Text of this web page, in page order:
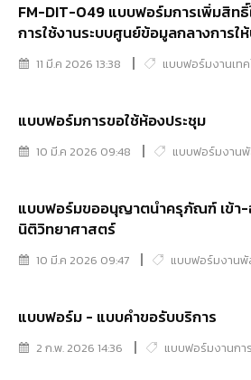
FM-DIT-049 แบบฟอร์มการเพิ่มสิท
การใช้งานระบบศูนย์ข้อมูลกลางการใ
พิสูจน์ทางนิติวิทยาศาสตร์ (FSSC) ภา
11 มี.ค 2026 13:38 แบบฟอร์มงานเท
แบบฟอร์มการขอใช้ห้องประชุม
10 มี.ค 2026 09:48 แบบฟอร์มงาน
แบบฟอร์มขออนุญาตนำครุภัณฑ์ เข้า
นิติวิทยาศาสตร์
10 มี.ค 2026 09:47 แบบฟอร์มงานพั
แบบฟอร์ม - แบบคำขอรับบริการ
2 ก.พ. 2026 14:36 แบบฟอร์มงานกา